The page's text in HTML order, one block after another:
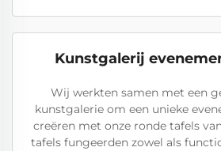
Kunstgalerij
Wij werkten samen met een
kunstgalerie om een unieke
creëren met onze ronde tafels
tafels fungeerden zowel als